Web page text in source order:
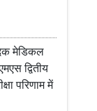
मेडिकल
द्वितीय
परिणाम में